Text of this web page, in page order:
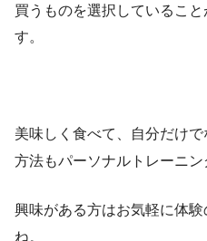
買うものを選択しているこ
す。
美味しく食べて、自分だけ
方法もパーソナルトレーニン
興味がある方はお気軽に体
ね。